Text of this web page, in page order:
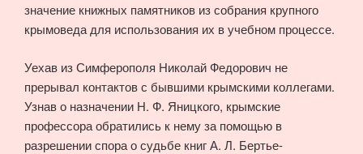
значение книжных памятников из собрания крупного
крымоведа для использования их в учебном процессе.
Уехав из Симферополя Николай Федорович не
прерывал контактов с бывшими крымскими коллегами.
Узнав о назначении Н. Ф. Яницкого, крымские
профессора обратились к нему за помощью в
разрешении спора о судьбе книг А. Л. Бертье-